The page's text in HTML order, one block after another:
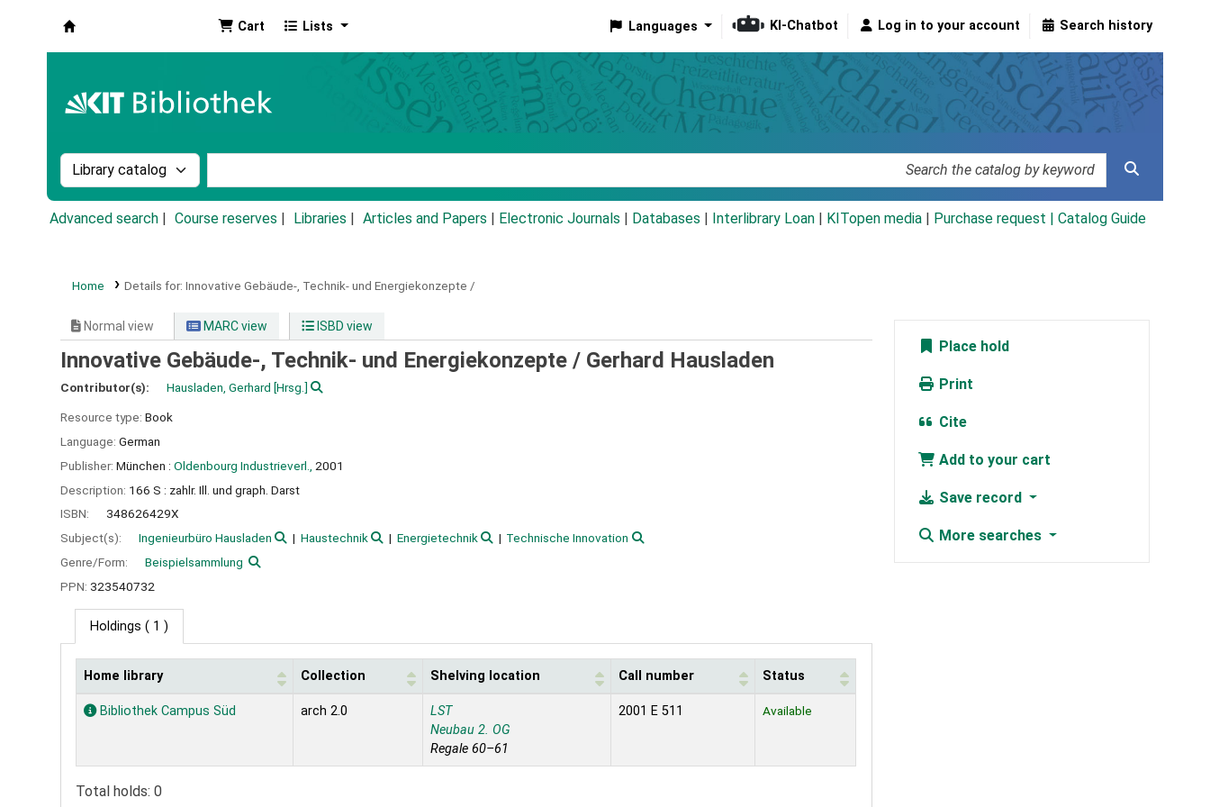
Cart Lists Languages KI-Chatbot Log in to your account Search history
Search the catalog by:
Advanced search Course reserves Libraries Articles and Papers Electronic Journals Databases Interlibrary Loan KITopen media Purchase request | Catalog Guide
Home Details for: Innovative Gebäude-, Technik- und Energiekonzepte /
Normal view MARC view ISBD view
Innovative Gebäude-, Technik- und Energiekonzepte / Gerhard Hausladen
Contributor(s): Hausladen, Gerhard [Hrsg.]
Resource type: Book
Language: German
Publisher: München : Oldenbourg Industrieverl.,
2001
Description: 166 S : zahlr. Ill. und graph. Darst
ISBN:
348626429X
Subject(s):
Ingenieurbüro Hausladen Haustechnik Energietechnik
Technische Innovation
Genre/Form:
Beispielsammlung
PPN: 323540732
Holdings ( 1 )
Holdings
Home library Collection Shelving location Call number Status
Bibliothek Campus Süd arch 2.0
LST
Neubau 2. OG
Regale 60–61
2001 E 511 Available
Total holds: 0
Place hold
Print
Cite
Add to your cart
Save record
More searches